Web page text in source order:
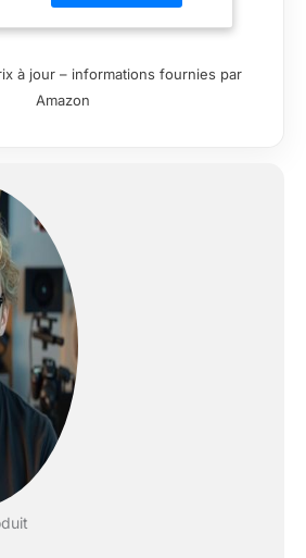
120F SOFTBEAM
jusqu’à 80 % de
temps par rapport
– Monté avec une
bague Bowens
standard en
aluminium, il est
compatible avec la
majorité des lampes
vidéos COB ou de
photographie. Le
support est amovible
et peut être remplacé
à jour – informations fournies par
Amazon